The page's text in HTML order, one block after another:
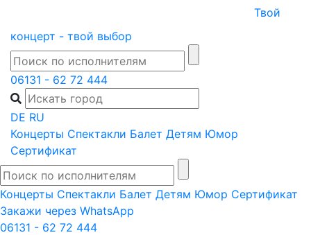
content
Твой
концерт - твой выбор
06131 - 62 72 444
DE RU
Концерты Спектакли Балет Детям Юмор
Сертификат
Концерты Спектакли Балет Детям Юмор Сертификат
Закажи через WhatsApp
06131 - 62 72 444